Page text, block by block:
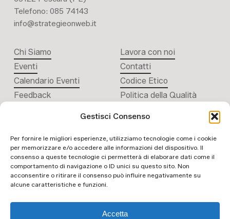
Gestisci Consenso
Per fornire le migliori esperienze, utilizziamo tecnologie come i cookie
per memorizzare e/o accedere alle informazioni del dispositivo. Il
consenso a queste tecnologie ci permetterà di elaborare dati come il
comportamento di navigazione o ID unici su questo sito. Non
acconsentire o ritirare il consenso può influire negativamente su
alcune caratteristiche e funzioni.
Accetta
Telefono: 085 74143
info@strategieonweb.it
Chi Siamo
Eventi
Calendario Eventi
Feedback
Lavora con noi
Contatti
Codice Etico
Politica della Qualità
ISO 9001:2015
n. del certificato:399458